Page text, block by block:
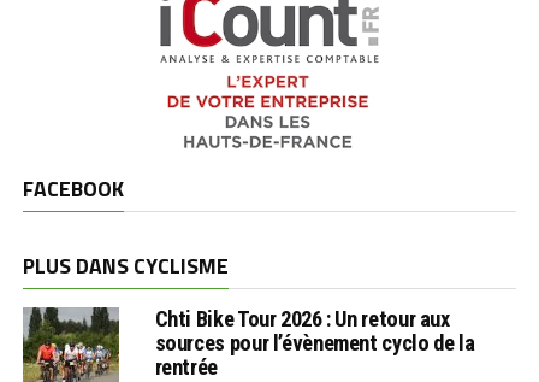
FACEBOOK
PLUS DANS CYCLISME
Chti Bike Tour 2026 : Un retour aux
sources pour l’évènement cyclo de la
rentrée